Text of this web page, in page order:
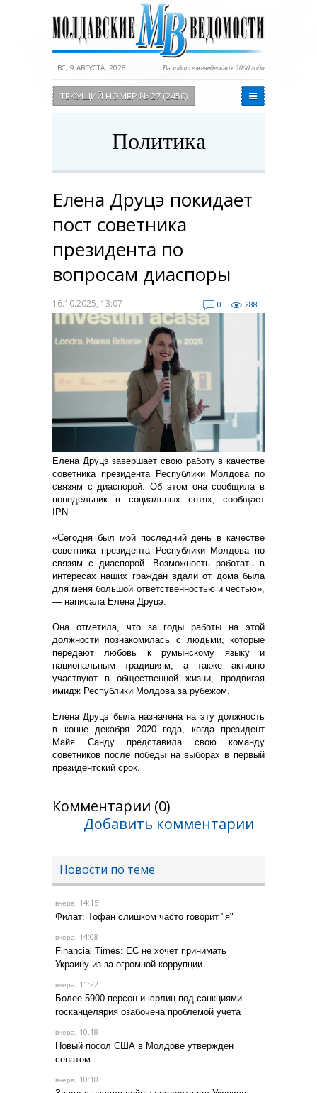
ВС, 9 АВГУСТА, 2026 Выходит еженедельно с 2000 года
ТЕКУЩИЙ НОМЕР № 27 (2450)
Политика
Елена Друцэ покидает
пост советника
президента по
вопросам диаспоры
16.10.2025, 13:07 0 288
Елена Друцэ завершает свою работу в качестве
советника президента Республики Молдова по
связям с диаспорой. Об этом она сообщила в
понедельник в социальных сетях, сообщает
IPN.
«Сегодня был мой последний день в качестве
советника президента Республики Молдова по
связям с диаспорой. Возможность работать в
интересах наших граждан вдали от дома была
для меня большой ответственностью и честью»,
— написала Елена Друцэ.
Она отметила, что за годы работы на этой
должности познакомилась с людьми, которые
передают любовь к румынскому языку и
национальным традициям, а также активно
участвуют в общественной жизни, продвигая
имидж Республики Молдова за рубежом.
Елена Друцэ была назначена на эту должность
в конце декабря 2020 года, когда президент
Майя Санду представила свою команду
советников после победы на выборах в первый
президентский срок.
Комментарии (0)
Добавить комментарии
Новости по теме
вчера, 14:15
Филат: Тофан слишком часто говорит "я"
вчера, 14:08
Financial Times: ЕС не хочет принимать
Украину из-за огромной коррупции
вчера, 11:22
Более 5900 персон и юрлиц под санкциями -
госканцелярия озабочена проблемой учета
вчера, 10:18
Новый посол США в Молдове утвержден
сенатом
вчера, 10:10